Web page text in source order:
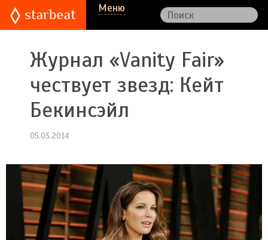
Меню
Журнал «Vanity Fair»
чествует звезд: Кейт
Бекинсэйл
05.03.2014